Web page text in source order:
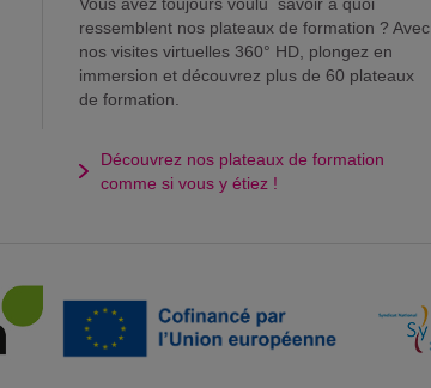
ressemblent nos plateaux de formation ? Avec
nos visites virtuelles 360° HD, plongez en
immersion et découvrez plus de 60 plateaux
de formation.
Découvrez nos plateaux de formation
comme si vous y étiez !